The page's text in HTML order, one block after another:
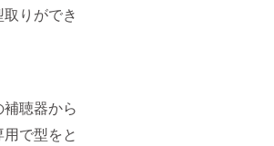
りができ
聴器から
で型をと